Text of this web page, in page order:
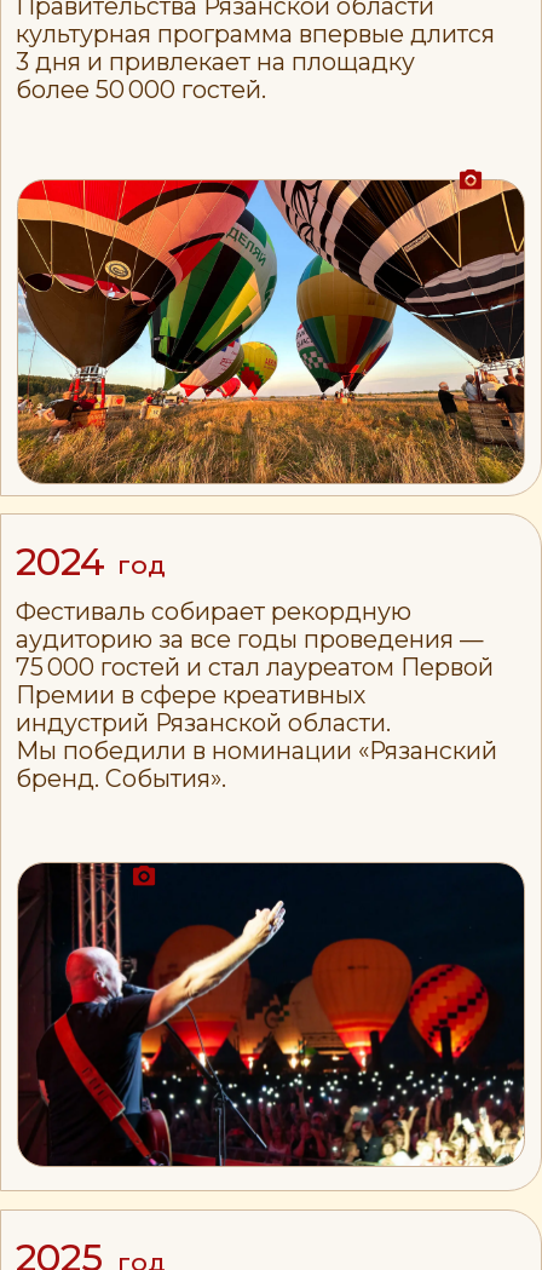
Вы становитесь частью
эмоциональной истории
Воздушные шары — это символ
тёплее. Фирменные фотозоны,
подарки гостям,
брендированные аэростаты
и сцены — каждый формат
можно сделать уникальным.
Живое общение с гостями
закрепляет позитивное
впечатление.
Вы помогаете открывать
Ваше имя остаётся в истории
Каждый год фестиваль
собирает более 50 000 гостей
за неделю проведения
фестиваля в августе. PR-
кампании начинаются в мае.
Общий охват наших
социальных сетей — более 30
000 подписчиков. Ваше имя
звучит в эфире, появляется
на фото и видео, остаётся
в памяти зрителей, как часть
настоящего праздника.
Вы поддерживаете
социальную миссию
Фестиваль развивает регион,
поддерживает туризм,
вдохновляет молодёжь и
семьи. Каждое лето десятки
аэростатов поднимаются в
небо, напоминая: за классными
эмоциями приезжайте в
Спасский район Рязанской